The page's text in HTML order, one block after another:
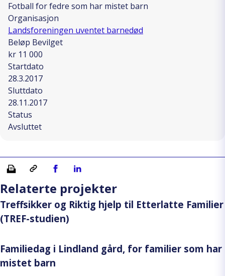
Fotball for fedre som har mistet barn
Organisasjon
Landsforeningen uventet barnedød
Beløp Bevilget
kr 11 000
Startdato
28.3.2017
Sluttdato
28.11.2017
Status
Avsluttet
Skriv ut Kopiera länkDel på Facebook
Del på Linkedin
Relaterte projekter
Treffsikker og Riktig hjelp til Etterlatte Familier
(TREF-studien)
Familiedag i Lindland gård, for familier som har
mistet barn